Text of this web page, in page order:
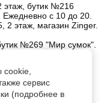
этаж, бутик №216
с 10 до 20.
2 этаж, магазин Zinger.
№269 "Мир сумок".
order@gifthorse.ru
902-559-08-30
сервис
(подробнее в